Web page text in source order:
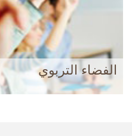
الفضاء التربوي